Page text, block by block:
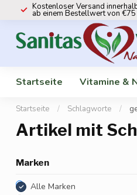
Kostenloser Versand
ab einem Bestellwert von €75
Startseite Vitamine &
Startseite / Schlagworte /
Artikel mit
Marken
Alle Marken